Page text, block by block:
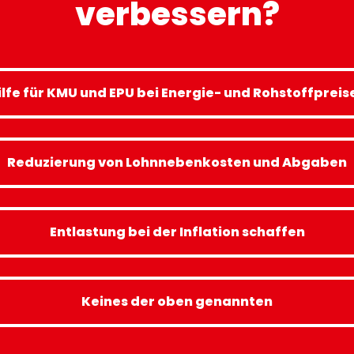
verbessern?
für KMU und EPU bei Energie- und
Reduzierung von Lohnnebenkosten und Abgaben
Entlastung bei der Inflation schaffen
Keines der oben genannten